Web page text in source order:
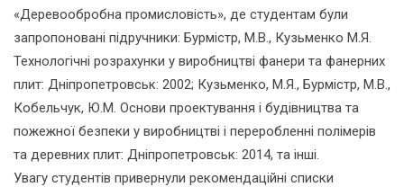
«Деревообробна промисловість», де студентам були
запропоновані підручники: Бурмістр, М.В., Кузьменко М.Я.
Технологічні розрахунки у виробництві фанери та фанерних
плит: Дніпропетровськ: 2002; Кузьменко, М.Я., Бурмістр, М.В.,
Кобельчук, Ю.М. Основи проектування і будівництва та
пожежної безпеки у виробництві і переробленні полімерів
та деревних плит: Дніпропетровськ: 2014, та інші.
Увагу студентів привернули рекомендаційні списки